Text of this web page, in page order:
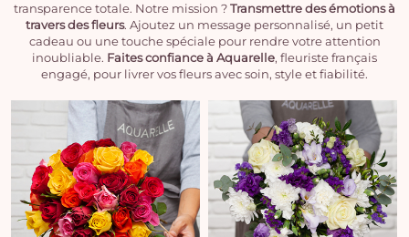
transparence totale. Notre mission ?Transmettre des émotions à
travers des fleurs. Ajoutez un message personnalisé, un petit
cadeau ou une touche spéciale pour rendre votre attention
inoubliable. Faites confiance à Aquarelle, fleuriste français
engagé, pour livrer vos fleurs avec soin, style et fiabilité.